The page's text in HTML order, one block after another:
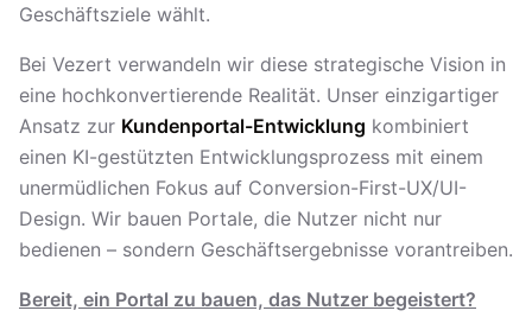
Geschäftsziele wählt.
Bei Vezert verwandeln wir diese strategische Vision in
eine hochkonvertierende Realität. Unser einzigartiger
Ansatz zur Kundenportal-Entwicklung kombiniert
einen KI-gestützten Entwicklungsprozess mit einem
unermüdlichen Fokus auf Conversion-First-UX/UI-
Design. Wir bauen Portale, die Nutzer nicht nur
bedienen – sondern Geschäftsergebnisse vorantreiben.
Bereit, ein Portal zu bauen, das Nutzer begeistert?